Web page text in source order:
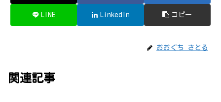
LINE LinkedIn コピー
おおぐち さとる
関連記事